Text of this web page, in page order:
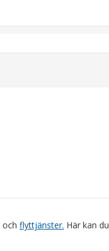
och flyttjänster. Här kan du